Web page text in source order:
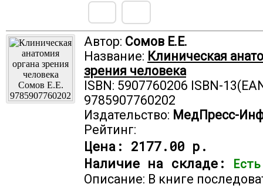
Автор: Сомов Е.Е.
Название: Клиническая
зрения человека
ISBN: 5907760206 ISBN-
9785907760202
Издательство: МедПресс-
Рейтинг:
Цена: 2177.00 р.
Наличие на складе:
Описание: В книге